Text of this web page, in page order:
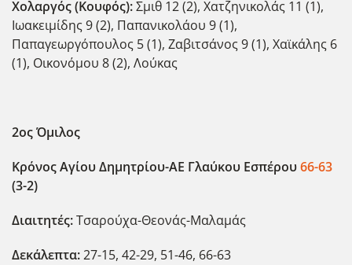
Χολαργός (Κουφός):Σμιθ 12 (2), Χατζηνικολάς 11 (1),
Ιωακειμίδης 9 (2), Παπανικολάου 9 (1),
Παπαγεωργόπουλος 5 (1), Ζαβιτσάνος 9 (1), Χαϊκάλης 6
(1), Οικονόμου 8 (2), Λούκας
2ος Όμιλος
Κρόνος Αγίου Δημητρίου-ΑΕ Γλαύκου Εσπέρου66-63
(3-2)
Διαιτητές:Τσαρούχα-Θεονάς-Μαλαμάς
Δεκάλεπτα:27-15, 42-29, 51-46, 66-63